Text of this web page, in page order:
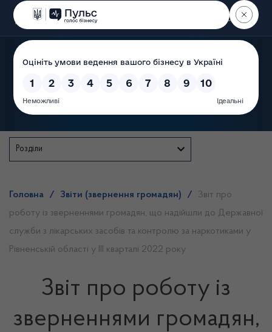
Пошук
Розділи
Головна / Звіти (звернення громадян) /
Звіт про
роботу із зверненнями громадян, що надійшли до Державної
служби з лікарських засобів та контролю за наркотиками у
Рівненській області у III кварталі 2022 року
Звіт про роботу із
зверненнями громадян,